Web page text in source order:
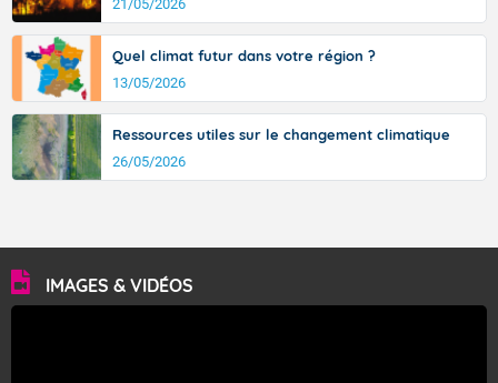
21/05/2026
Quel climat futur dans votre région ?
13/05/2026
Ressources utiles sur le changement climatique
26/05/2026
IMAGES & VIDÉOS